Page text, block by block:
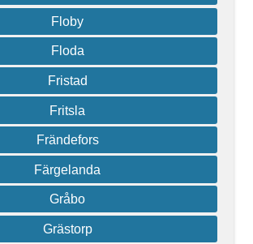
Floby
Floda
Fristad
Fritsla
Frändefors
Färgelanda
Gråbo
Grästorp